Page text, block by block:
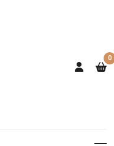
0